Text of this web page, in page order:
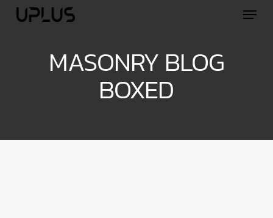
Skip Menu
MASONRY BLOG
BOXED